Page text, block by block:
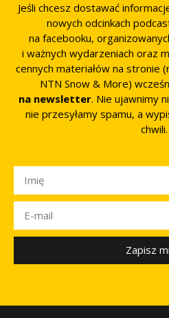
Jeśli chcesz dostawać
nowych odcinkach
na facebooku,
i ważnych wydarzeniach oraz
cennych materiałów na stronie
NTN Snow & More)
na newsletter. Nie ujawnimy
nie przesyłamy spamu, a
chwili.
Zapisz